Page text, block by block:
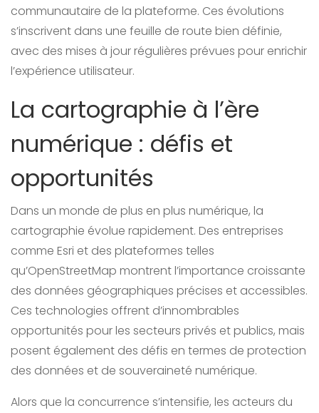
communautaire de la plateforme. Ces évolutions
s’inscrivent dans une feuille de route bien définie,
avec des mises à jour régulières prévues pour enrichir
l’expérience utilisateur.
La cartographie à l’ère
numérique : défis et
opportunités
Dans un monde de plus en plus numérique, la
cartographie évolue rapidement. Des entreprises
comme Esri et des plateformes telles
qu’OpenStreetMap montrent l’importance croissante
des données géographiques précises et accessibles.
Ces technologies offrent d’innombrables
opportunités pour les secteurs privés et publics, mais
posent également des défis en termes de protection
des données et de souveraineté numérique.
Alors que la concurrence s’intensifie, les acteurs du